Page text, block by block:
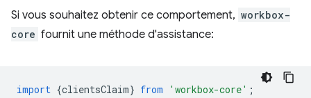
Si vous souhaitez obtenir ce comportement, workbox-
core fournit une méthode d'assistance:
import {clientsClaim} from 'workbox-core' ;